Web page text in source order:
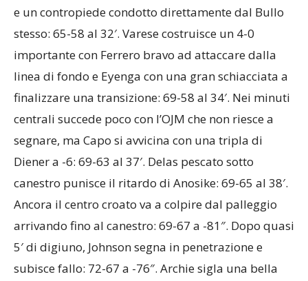
e un contropiede condotto direttamente dal Bullo
stesso: 65-58 al 32′. Varese costruisce un 4-0
importante con Ferrero bravo ad attaccare dalla
linea di fondo e Eyenga con una gran schiacciata a
finalizzare una transizione: 69-58 al 34′. Nei minuti
centrali succede poco con l’OJM che non riesce a
segnare, ma Capo si avvicina con una tripla di
Diener a -6: 69-63 al 37′. Delas pescato sotto
canestro punisce il ritardo di Anosike: 69-65 al 38′.
Ancora il centro croato va a colpire dal palleggio
arrivando fino al canestro: 69-67 a -81″. Dopo quasi
5′ di digiuno, Johnson segna in penetrazione e
subisce fallo: 72-67 a -76″. Archie sigla una bella